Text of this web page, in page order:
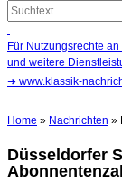
Für Nutzungsrechte
und weitere
➜ www.klassik-
Home » Nachrichten »
Düsseldorfer